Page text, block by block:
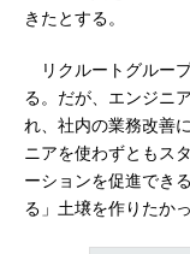
きたとする。
リクルートグルー
る。だが、エンジニ
れ、社内の業務改善
ニアを使わずともス
ーションを促進でき
る」土壌を作りたか